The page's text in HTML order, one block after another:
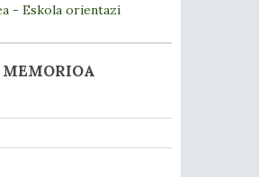
- Eskola orientazi
MEMORIOA